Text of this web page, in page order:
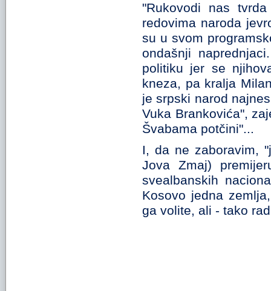
"Rukovodi nas
redovima naroda
su u svom
ondašnji
politiku jer se
kneza, pa kralja
je srpski narod
Vuka Brankovića",
Švabama potčini"...
I, da ne zaboravim,
Jova Zmaj)
svealbanskih
Kosovo jedna
ga volite, ali - tako